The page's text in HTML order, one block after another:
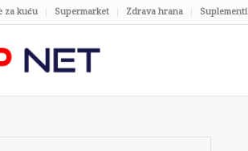
za kuću Supermarket Zdrava hrana Suplementi